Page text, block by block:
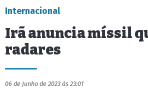
Internacional
Irã anuncia míssil
radares
06 de Junho de 2023 às 23:01